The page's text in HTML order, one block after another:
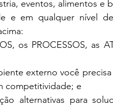
eventos, alimentos e
os PROCESSOS, as
externo você
competitividade; e
alternativas para